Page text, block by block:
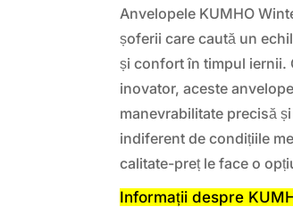
Anvelopele KUMHO
șoferii care caută un
și confort în timpul iernii.
inovator, aceste
manevrabilitate precisă
indiferent de condițiile
calitate-preț le face o
Informații despre